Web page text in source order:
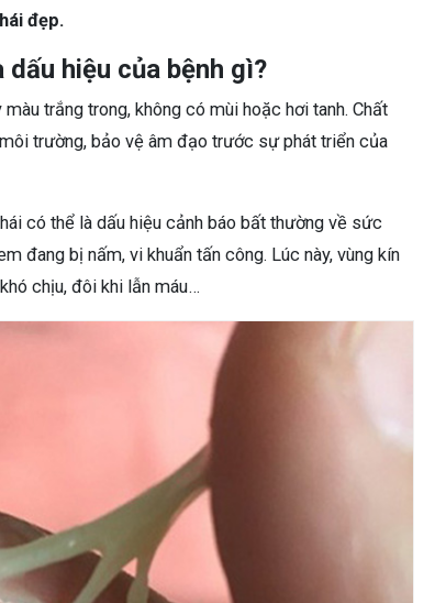
đẹp.
hiệu của bệnh gì?
trắng trong, không có mùi hoặc hơi tanh. Chất
trường, bảo vệ âm đạo trước sự phát triển của
có thể là dấu hiệu cảnh báo bất thường về sức
đang bị nấm, vi khuẩn tấn công. Lúc này, vùng kín
chịu, đôi khi lẫn máu…